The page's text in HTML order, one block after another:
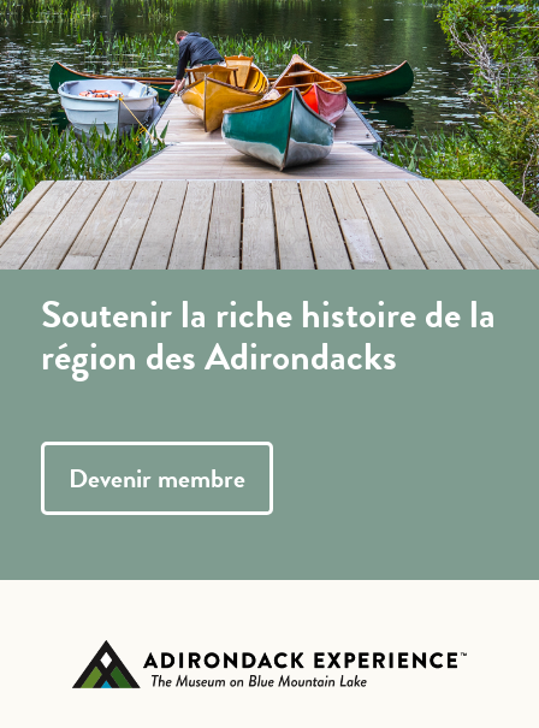
Soutenir la riche histoire de la
région des Adirondacks
Devenir membre